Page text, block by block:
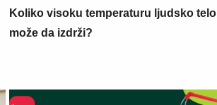
Koliko visoku temperaturu ljudsko telo
može da izdrži?